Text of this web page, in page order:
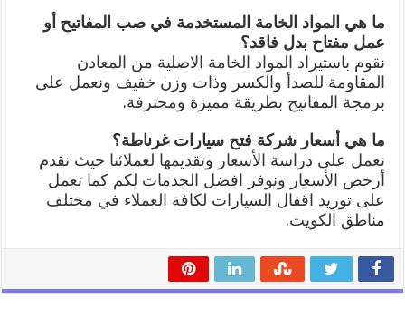
ما هي المواد الخامة المستخدمة في صب المفاتيح أو
عمل مفتاح بدل فاقد؟
نقوم باستيراد المواد الخامة الاصلية من المعادن
المقاومة للصدأ والكسر وذات وزن خفيف ونعمل على
برمجة المفاتيح بطريقة مميزة ومحترفة.
ما هي أسعار شركة فتح سيارات غرناطة؟
نعمل على دراسة الأسعار وتقديمها لعملائنا حيث نقدم
أرخص الأسعار ونوفر افضل الخدمات لكم كما نعمل
على توريد اقفال السيارات لكافة العملاء في مختلف
مناطق الكويت.